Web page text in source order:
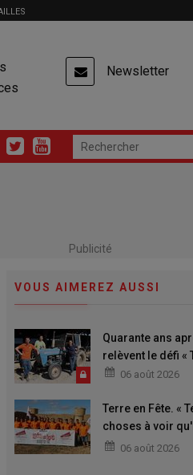
Newsletter
Publicité
VOUS AIMEREZ AUSSI
Quarante ans
relèvent le défi «
06 août 2026
Terre en Fête. «
choses à voir
deux jours »
06 août 2026